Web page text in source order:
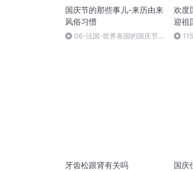
国庆节的那些事儿-来历由来
风俗习惯
06-法国-世界各国的国庆节-
欢度
迎祖
牙齿松跟肾有关吗 国庆